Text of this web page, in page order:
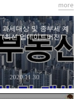
과세대상 및 종부세 계
(최신 업데이트버전)
2020.11.30
more